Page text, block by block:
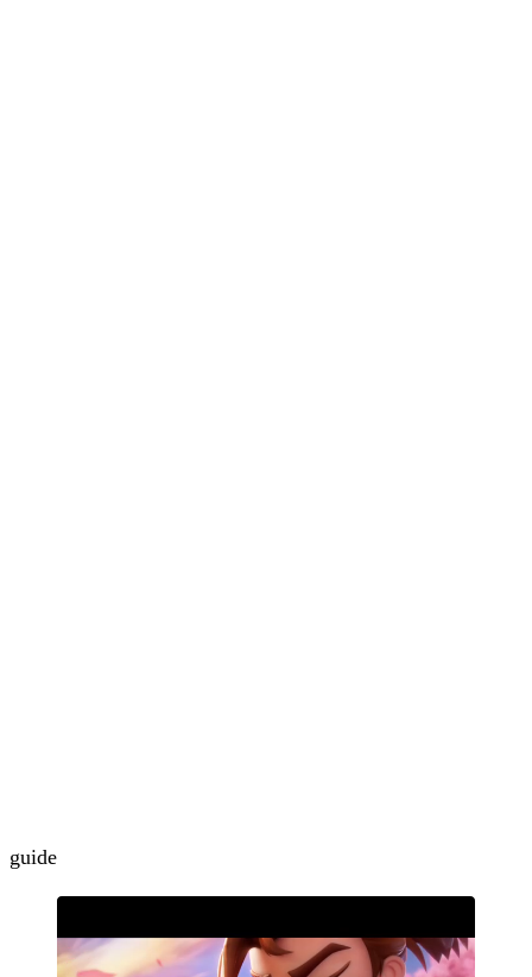
guide